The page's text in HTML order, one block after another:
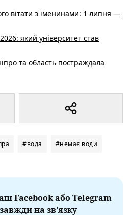
вітати з іменинами: 1 липня —
який університет став
та область постраждала
#вода #немає води
Facebook або Telegram
на зв’язку